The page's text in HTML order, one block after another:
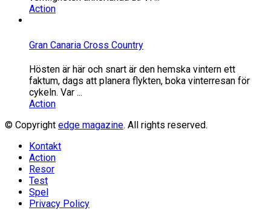
Action
Gran Canaria Cross Country
Hösten är här och snart är den hemska vintern ett
faktum, dags att planera flykten, boka vinterresan för
cykeln. Var ...
Action
© Copyright edge magazine. All rights reserved.
Kontakt
Action
Resor
Test
Spel
Privacy Policy